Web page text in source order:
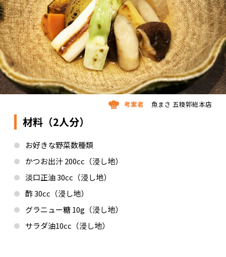
考案者 魚まさ 五稜郭総本店
材料（2人分）
お好きな野菜数種類
かつお出汁 200cc（浸し地）
淡口正油 30cc（浸し地）
酢 30cc（浸し地）
グラニュー糖 10g（浸し地）
サラダ油10cc（浸し地）